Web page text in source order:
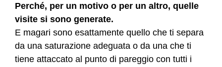
Perché, per un motivo o per un altro, quelle
visite si sono generate.
E magari sono esattamente quello che ti separa
da una saturazione adeguata o da una che ti
tiene attaccato al punto di pareggio con tutti i